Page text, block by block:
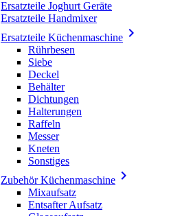
Ersatzteile Joghurt Geräte
Ersatzteile Handmixer
Ersatzteile Küchenmaschine 
Rührbesen
Siebe
Deckel
Behälter
Dichtungen
Halterungen
Raffeln
Messer
Kneten
Sonstiges
Zubehör Küchenmaschine 
Mixaufsatz
Entsafter Aufsatz